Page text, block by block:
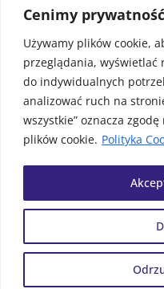
Cenimy
Używamy plików cookie,
przeglądania, wyświetlać
do indywidualnych
analizować ruch na
wszystkie” oznacza
plików cookie. Polityka
© Biblioteka Publiczna
Wolin. Wszystkie prawa